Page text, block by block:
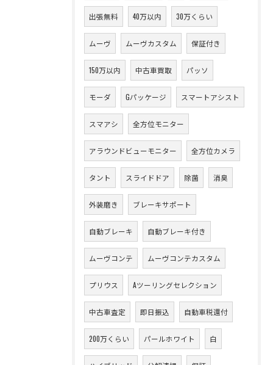
出張無料 40万以内 30万くらい
ムーヴ ムーヴカスタム 保証付き
150万以内 中古車買取 パッソ
モーダ Gパッケージ スマートアシスト
スマアシ 全方位モニター
アラウンドビューモニター 全方位カメラ
タント スライドドア 除菌 消臭
外装磨き ブレーキサポート
自動ブレーキ 自動ブレーキ付き
ムーヴコンテ ムーヴコンテカスタム
プリウス Aツーリングセレクション
中古車査定 即日振込 自動車税還付
200万くらい パールホワイト 白